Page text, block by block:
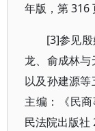
年版，第 316
[3]参见
龙、俞成林与
以及孙建源
主编：《民
民法院出版社